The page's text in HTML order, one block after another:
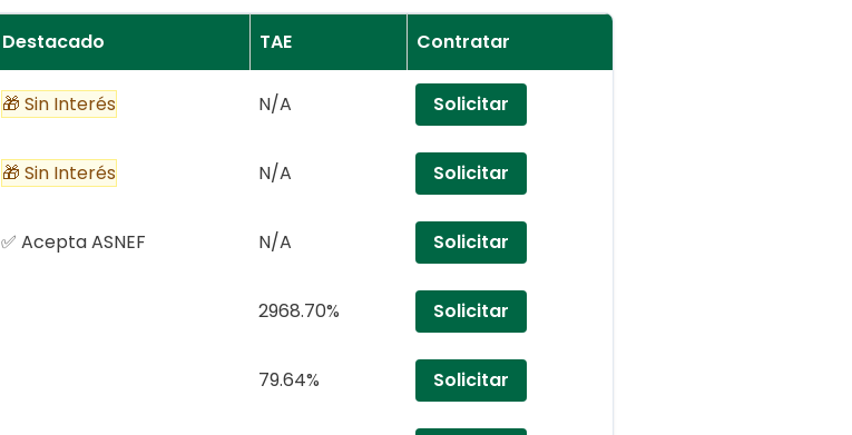
Destacado TAE Contratar
🎁 Sin Interés N/A Solicitar
🎁 Sin Interés N/A Solicitar
✅ Acepta ASNEF N/A Solicitar
2968.70% Solicitar
79.64% Solicitar